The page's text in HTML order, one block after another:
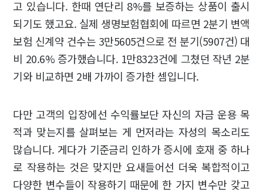
고 있습니다. 한때 연단리 8%를 보증하는 상품이 출시
되기도 했고요. 실제 생명보험협회에 따르면 2분기 변액
보험 신계약 건수는 3만5605건으로 전 분기(5907건) 대
비 20.6% 증가했습니다. 1만8323건에 그쳤던 작년 2분
기와 비교하면 2배 가까이 증가한 셈입니다.
다만 고객의 입장에선 수익률보단 자신의 자금 운용 목
적과 맞는지를 살펴보는 게 먼저라는 자성의 목소리도
많습니다. 게다가 기준금리 인하가 증시에 호재 중 하나
로 작용하는 것은 맞지만 요새들어선 더욱 복합적이고
다양한 변수들이 작용하기 때문에 한 가지 변수만 갖고